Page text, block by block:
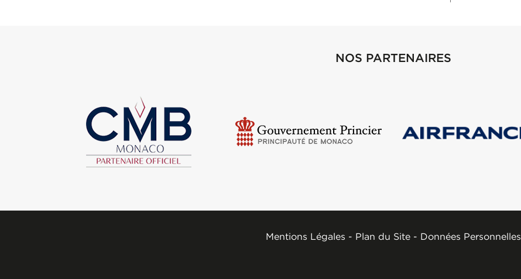
NOS PARTENAIRES
Mentions Légales - Plan du Site - Données Personnelles